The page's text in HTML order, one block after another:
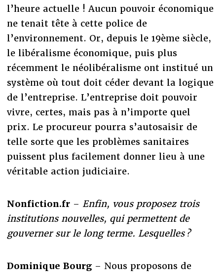
l’heure actuelle ! Aucun pouvoir économique
ne tenait tête à cette police de
l’environnement. Or, depuis le 19ème siècle,
le libéralisme économique, puis plus
récemment le néolibéralisme ont institué un
système où tout doit céder devant la logique
de l’entreprise. L’entreprise doit pouvoir
vivre, certes, mais pas à n’importe quel
prix. Le procureur pourra s’autosaisir de
telle sorte que les problèmes sanitaires
puissent plus facilement donner lieu à une
véritable action judiciaire.
Nonfiction.fr– Enfin, vous proposez trois
institutions nouvelles, qui permettent de
gouverner sur le long terme. Lesquelles ?
Dominique Bourg – Nous proposons de